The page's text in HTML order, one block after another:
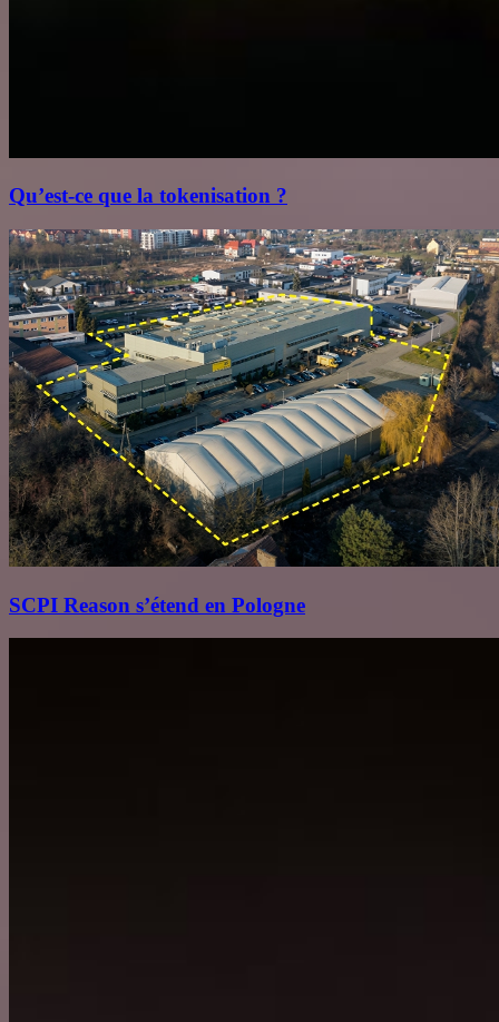
Qu’est‑ce que la tokenisation ?
SCPI Reason s’étend en Pologne